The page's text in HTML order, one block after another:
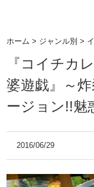
ホーム > ジャンル別 >
『コイチカ
婆遊戯』～
ージョン!!魅
2016/06/29